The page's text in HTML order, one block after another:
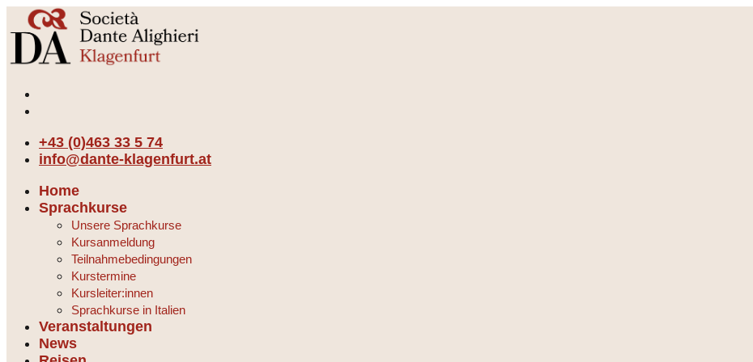
+43 (0)463 33 5 74
info@dante-klagenfurt.at
Home
Sprachkurse
Unsere Sprachkurse
Kursanmeldung
Teilnahmebedingungen
Kurstermine
Kursleiter:innen
Sprachkurse in Italien
Veranstaltungen
News